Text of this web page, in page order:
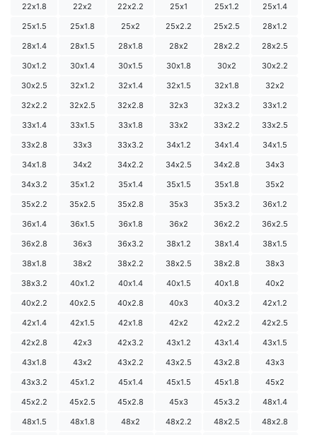
22х1.8
22х2 22х2.2 25х1 25х1.2
25х1.4
25х1.5
25х1.8 25х2 25х2.2 25х2.5
28х1.2
28х1.4
28х1.5 28х1.8 28х2 28х2.2
28х2.5
30х1.2
30х1.4 30х1.5 30х1.8 30х2
30х2.2
30х2.5
32х1.2 32х1.4 32х1.5 32х1.8
32х2
32х2.2
32х2.5 32х2.8 32х3 32х3.2
33х1.2
33х1.4
33х1.5 33х1.8 33х2 33х2.2
33х2.5
33х2.8
33х3 33х3.2 34х1.2 34х1.4
34х1.5
34х1.8
34х2 34х2.2 34х2.5 34х2.8
34х3
34х3.2
35х1.2 35х1.4 35х1.5 35х1.8
35х2
35х2.2
35х2.5 35х2.8 35х3 35х3.2
36х1.2
36х1.4
36х1.5 36х1.8 36х2 36х2.2
36х2.5
36х2.8
36х3 36х3.2 38х1.2 38х1.4
38х1.5
38х1.8
38х2 38х2.2 38х2.5 38х2.8
38х3
38х3.2
40х1.2 40х1.4 40х1.5 40х1.8
40х2
40х2.2
40х2.5 40х2.8 40х3 40х3.2
42х1.2
42х1.4
42х1.5 42х1.8 42х2 42х2.2
42х2.5
42х2.8
42х3 42х3.2 43х1.2 43х1.4
43х1.5
43х1.8
43х2 43х2.2 43х2.5 43х2.8
43х3
43х3.2
45х1.2 45х1.4 45х1.5 45х1.8
45х2
45х2.2
45х2.5 45х2.8 45х3 45х3.2
48х1.4
48х1.5
48х1.8 48х2 48х2.2 48х2.5
48х2.8